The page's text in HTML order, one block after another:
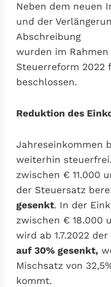
Neben dem neuen
und der
Abschreibung
wurden im Rahmen
Steuerreform 2022
beschlossen.
Reduktion des
Jahreseinkommen
weiterhin
zwischen € 11.000
der Steuersatz
gesenkt. In der
zwischen € 18.000
wird ab 1.7.2022
auf 30% gesenkt,
Mischsatz von
kommt.